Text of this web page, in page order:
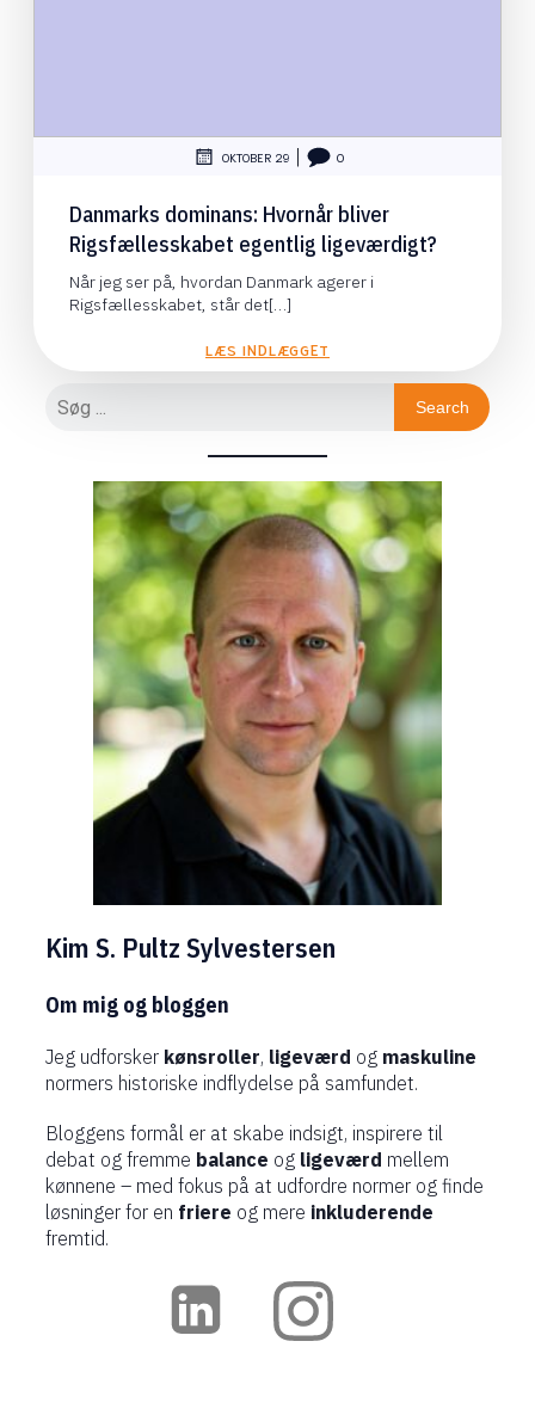
OKTOBER 29 0
Danmarks dominans: Hvornår bliver
Rigsfællesskabet egentlig ligeværdigt?
Når jeg ser på, hvordan Danmark agerer i
Rigsfællesskabet, står det[…]
LÆS INDLÆGGET
Search
Kim S. Pultz Sylvestersen
Om mig og bloggen
Jeg udforsker kønsroller, ligeværd og maskuline
normers historiske indflydelse på samfundet.
Bloggens formål er at skabe indsigt, inspirere til
debat og fremme balance og ligeværd mellem
kønnene – med fokus på at udfordre normer og finde
løsninger for en friere og mere inkluderende
fremtid.